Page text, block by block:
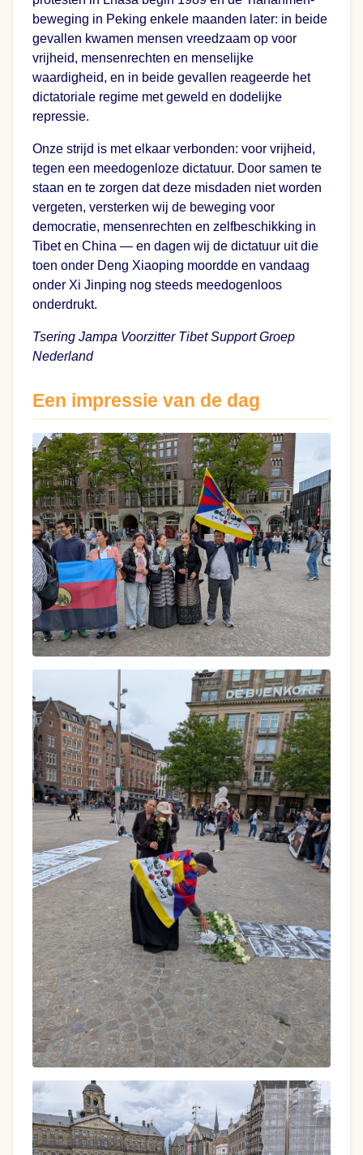
beweging in Peking enkele maanden later: in beide
gevallen kwamen mensen vreedzaam op voor
vrijheid, mensenrechten en menselijke
waardigheid, en in beide gevallen reageerde het
dictatoriale regime met geweld en dodelijke
repressie.
Onze strijd is met elkaar verbonden: voor vrijheid,
tegen een meedogenloze dictatuur. Door samen te
staan en te zorgen dat deze misdaden niet worden
vergeten, versterken wij de beweging voor
democratie, mensenrechten en zelfbeschikking in
Tibet en China — en dagen wij de dictatuur uit die
toen onder Deng Xiaoping moordde en vandaag
onder Xi Jinping nog steeds meedogenloos
onderdrukt.
Tsering Jampa Voorzitter Tibet Support Groep
Nederland
Een impressie van de dag